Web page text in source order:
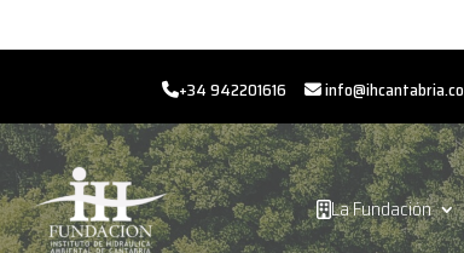
+34 942201616
La Fundación